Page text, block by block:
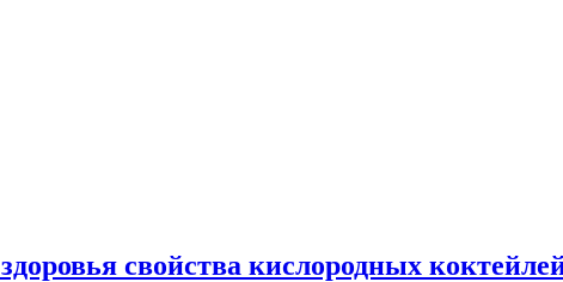
свойства кислородных